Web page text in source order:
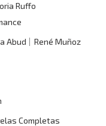
Ruffo
Abud
René Muñoz
Completas